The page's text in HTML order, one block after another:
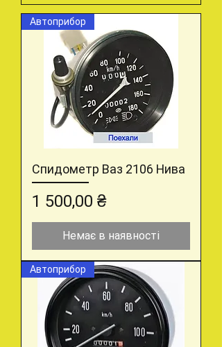
Автоприбор
Спидометр Ваз 2106 Нива
Ціна
1 500,00 ₴
Немає в наявності
Автоприбор